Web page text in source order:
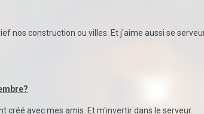
nos construction ou villes. Et j'aime aussi se
créé avec mes amis. Et m'invertir dans le serveur.